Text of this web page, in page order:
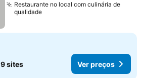
Restaurante no local com culinária de
qualidade
9 sites Ver preços